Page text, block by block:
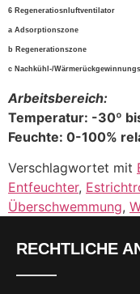
6 Regeneratiosnluftventilator
a Adsorptionszone
b Regenerationszone
c Nachkühl-/
Arbeitsbereich:
Temperatur: -30º
Feuchte: 0-100%
Verschlagwortet mit
Entfeuchter,
Überschwemmung,
RECHTLICHE